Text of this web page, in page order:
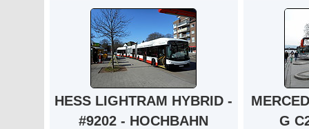
HESS LIGHTRAM HYBRID -
#9202 - HOCHBAHN
G